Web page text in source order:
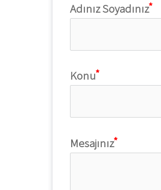
Adınız Soyadınız
Konu
Mesajınız